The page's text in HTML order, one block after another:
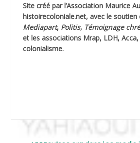
AHLOUCHE Mabrouk *
AIBLIED Ahmed
AICHEKADRA Sid Ahmed
Site créé par l’Association Maurice
histoirecoloniale.net, avec le soutien
Mediapart, Politis, Témoignage
et les associations Mrap, LDH,
colonialisme.